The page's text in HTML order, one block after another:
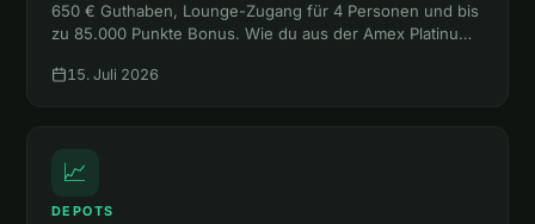
650 € Guthaben, Lounge-Zugang für 4 Personen und bis
zu 85.000 Punkte Bonus. Wie du aus der Amex Platinum
15. Juli 2026
📈
DEPOTS